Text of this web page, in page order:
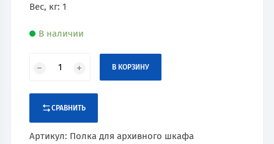
Вес, кг: 1
В наличии
В КОРЗИНУ
СРАВНИТЬ
Артикул: Полка для архивного шкафа